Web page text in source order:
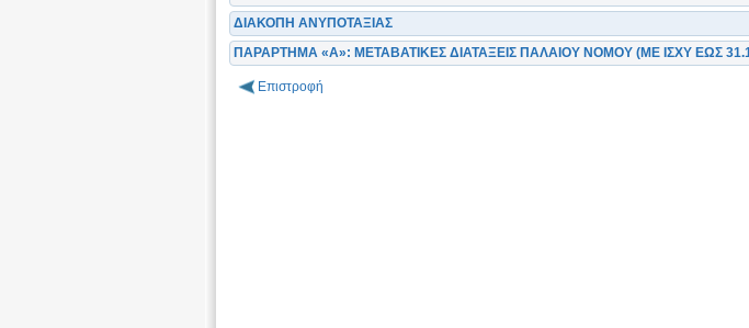
ΔΙΑΚΟΠΗ ΑΝΥΠΟΤΑΞΙΑΣ
ΠΑΡΑΡΤΗΜΑ «Α»: ΜΕΤΑΒΑΤΙΚΕΣ ΔΙΑΤΑΞΕΙΣ ΠΑΛΑΙΟΥ ΝΟΜΟΥ (ΜΕ ΙΣΧΥ ΕΩΣ
Επιστροφή